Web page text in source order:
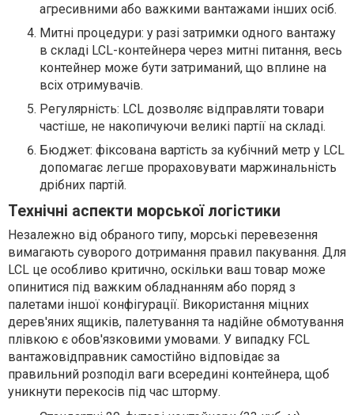
агресивними або важкими вантажами інших осіб.
Митні процедури: у разі затримки одного вантажу
в складі LCL-контейнера через митні питання, весь
контейнер може бути затриманий, що вплине на
всіх отримувачів.
Регулярність: LCL дозволяє відправляти товари
частіше, не накопичуючи великі партії на складі.
Бюджет: фіксована вартість за кубічний метр у LCL
допомагає легше прораховувати маржинальність
дрібних партій.
Технічні аспекти морської логістики
Незалежно від обраного типу, морські перевезення
вимагають суворого дотримання правил пакування. Для
LCL це особливо критично, оскільки ваш товар може
опинитися під важким обладнанням або поряд з
палетами іншої конфігурації. Використання міцних
дерев'яних ящиків, палетування та надійне обмотування
плівкою є обов'язковими умовами. У випадку FCL
вантажовідправник самостійно відповідає за
правильний розподіл ваги всередині контейнера, щоб
уникнути перекосів під час шторму.